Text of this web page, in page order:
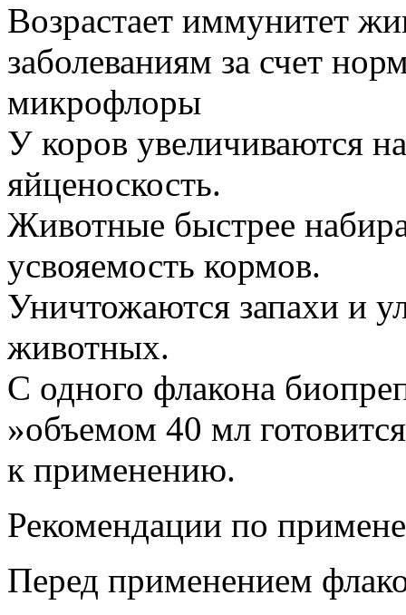
Возрастает иммунитет
заболеваниям за счет
микрофлоры
У коров увеличиваются
яйценоскость.
Животные быстрее
усвояемость кормов.
Уничтожаются запахи и
животных.
С одного флакона
»объемом 40 мл
к применению.
Рекомендации по
Перед применением